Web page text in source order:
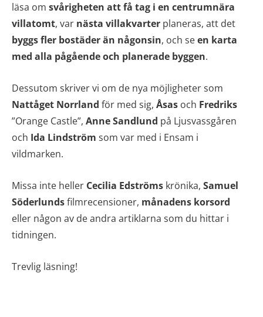
läsa om svårigheten att få tag i en centrumnära
villatomt, var nästa villakvarter planeras, att det
byggs fler bostäder än någonsin, och seen karta
med alla pågående och planerade byggen.
Dessutom skriver vi om de nya möjligheter som
Nattåget Norrland för med sig, Åsas och Fredriks
”Orange Castle”, Anne Sandlund på Ljusvassgåren
och Ida Lindström som var med i Ensam i
vildmarken.
Missa inte heller Cecilia Edströms krönika, Samuel
Söderlundsfilmrecensioner, månadens korsord
eller någon av de andra artiklarna som du hittar i
tidningen.
Trevlig läsning!